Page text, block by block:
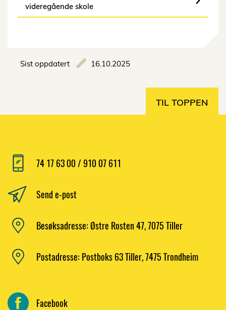
videregående skole
Sist oppdatert 16.10.2025
TIL TOPPEN
74 17 63 00 / 910 07 611
Send e-post
Besøksadresse: Østre Rosten 47, 7075 Tiller
Postadresse: Postboks 63 Tiller, 7475 Trondheim
Facebook